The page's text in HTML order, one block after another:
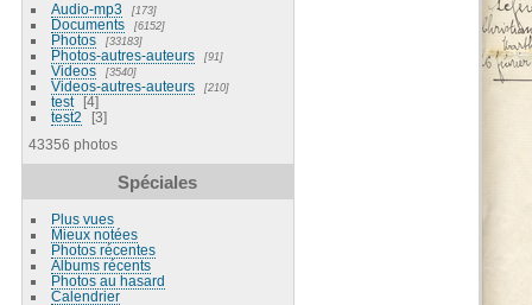
Audio-mp3 173
Documents 6152
Photos 33183
Photos-autres-auteurs 91
Videos 3540
Videos-autres-auteurs 210
test
4
test2
3
43356 photos
Spéciales
Plus vues
Mieux notées
Photos récentes
Albums récents
Photos au hasard
Calendrier